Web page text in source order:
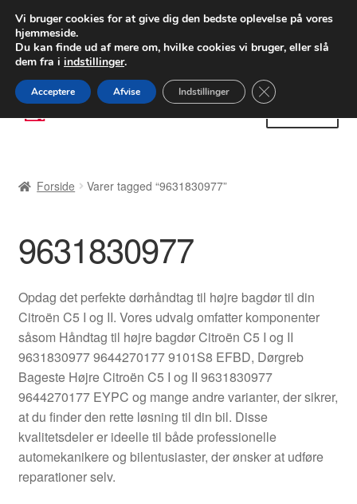
LEVERING fra 55 kr.
FEDEX verdensomspændende forsendelse
80 82 72 02
Spring
til
Spring
til
Betalinger
Kasse
Klageprocedure
Kontakte
Kurv
Levering
Forside Varer tagged “9631830977”
9631830977
Opdag det perfekte dørhåndtag til højre bagdør til din
Citroën C5 I og II. Vores udvalg omfatter komponenter
såsom Håndtag til højre bagdør Citroën C5 I og II
9631830977 9644270177 9101S8 EFBD, Dørgreb
Bageste Højre Citroën C5 I og II 9631830977
9644270177 EYPC og mange andre varianter, der sikrer,
at du finder den rette løsning til din bil. Disse
kvalitetsdeler er ideelle til både professionelle
automekanikere og bilentusiaster, der ønsker at udføre
reparationer selv.
Vi bruger cookies for at give dig den bedste oplevelse på vores
hjemmeside.
Du kan finde ud af mere om, hvilke cookies vi bruger, eller slå
dem fra i indstillinger.
Acceptere Afvise Indstillinger Close GDPR